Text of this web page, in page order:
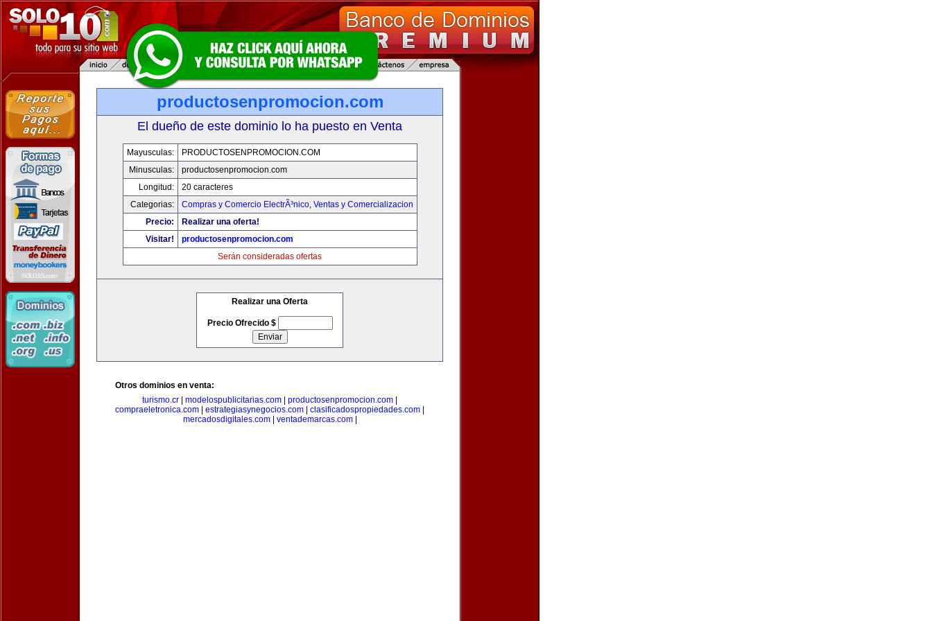
productosenpromocion.com
El dueño de este dominio lo ha puesto en Venta
Mayusculas:
PRODUCTOSENPROMOCION.COM
Minusculas:
productosenpromocion.com
Longitud:
20 caracteres
Categorias:
Compras y Comercio ElectrÃ³nico, Ventas y Comercializacion
Precio:
Realizar una oferta!
Visitar!
productosenpromocion.com
Serán consideradas ofertas
Realizar una Oferta
Precio Ofrecido $
Otros dominios en venta:
turismo.cr
modelospublicitarias.com productosenpromocion.com
compraeletronica.com
estrategiasynegocios.com clasificadospropiedades.com
mercadosdigitales.com| ventademarcas.com|